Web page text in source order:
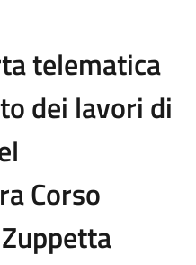
telematica
dei lavori di
Corso